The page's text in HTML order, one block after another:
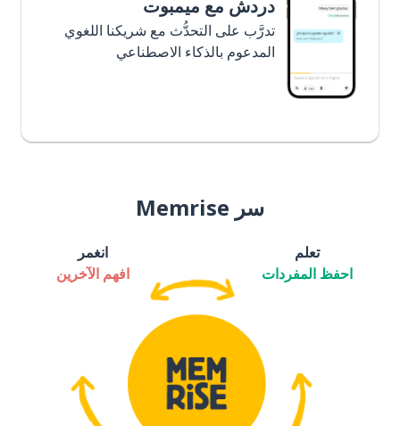
دردش مع ميمبوت
تدرَّب على التحدُّث مع شريكنا اللغوي
المدعوم بالذكاء الاصطناعي
سر Memrise
تعلم
احفظ المفردات
انغمر
افهم الآخرين